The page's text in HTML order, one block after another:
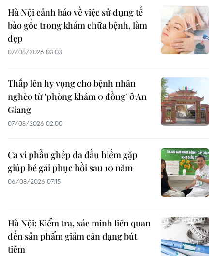
Hà Nội cảnh báo về việc sử dụng tế
bào gốc trong khám chữa bệnh, làm
đẹp
07/08/2026 03:03
Thắp lên hy vọng cho bệnh nhân
nghèo từ 'phòng khám 0 đồng' ở An
Giang
07/08/2026 02:00
Ca vi phẫu ghép da đầu hiếm gặp
giúp bé gái phục hồi sau 10 năm
06/08/2026 07:15
Hà Nội: Kiểm tra, xác minh liên quan
đến sản phẩm giảm cân dạng bút
tiêm